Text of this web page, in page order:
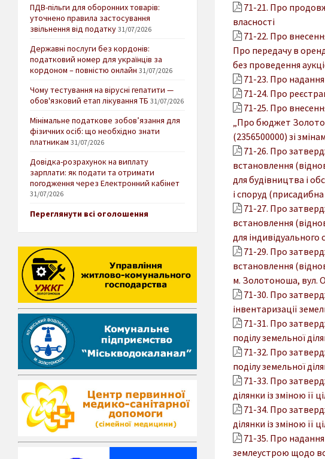
71-21. Про
власності
71-22. Про
Про передачу в
без проведення
71-23. Про
71-24. Про
71-25. Про
„Про бюджет
(2356500000) зі
71-26. Про
встановлення
для будівництва і
і споруд (присадибна
71-27. Про
встановлення
для індивідуального
71-29. Про
встановлення
м. Золотоноша, вул.
71-30. Про
інвентаризації
71-31. Про
поділу земельної
71-32. Про
поділу земельної
71-33. Про
ділянки із зміною її
71-34. Про
ділянки із зміною її
71-35. Про надання
землеустрою щодо
ПДВ-пільги для оборонних товарів:
уточнено правила застосування
звільнення від податку 31/07/2026
Державні послуги без кордонів:
податковий номер для українців за
кордоном – повністю онлайн 31/07/2026
Чому тестування на вірусні гепатити —
обов'язковий етап лікування ТБ 31/07/2026
Мінімальне податкове зобов’язання для
фізичних осіб: що необхідно знати
платникам 31/07/2026
Довідка-розрахунок на виплату
зарплати: як подати та отримати
погодження через Електронний кабінет
31/07/2026
Переглянути всі оголошення